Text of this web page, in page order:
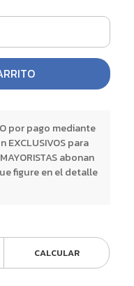
por pago mediante
EXCLUSIVOS para
abonan
figure en el detalle
CALCULAR